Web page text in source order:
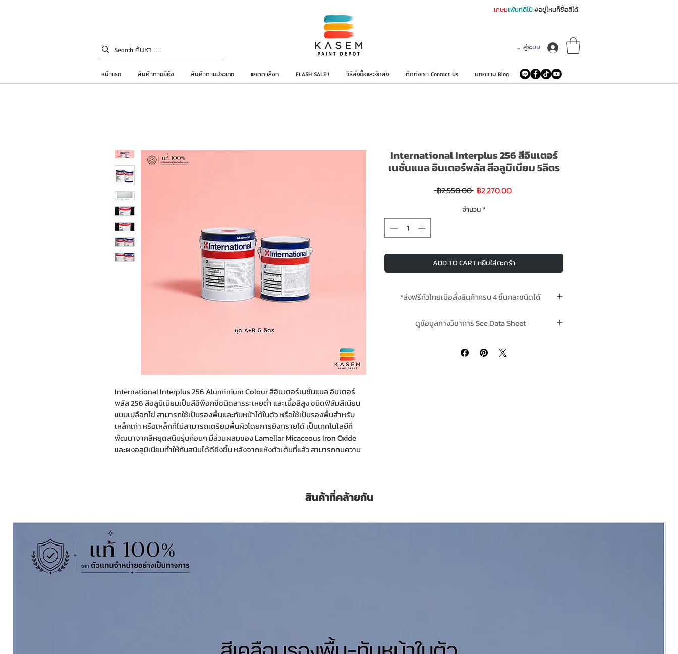
เกษมเพ้นท์ดีโป้#อยู่ไหนก็ซื้อสีได้
เข้าสู่ระบบ
หน้าแรก สินค้าตามยี่ห้อ สินค้าตามประเภท แคตตาล็อก FLASH SALE!! วิธีสั่งซื้อและจัดส่ง ติดต่อเรา Contact Us บทความ Blog
International Interplus 256 Aluminium Colour สีอินเตอร์เนชั่นแนล อินเตอร์
พลัส 256 สีอลูมิเนียมเป็นสีอีพ๊อกซี่ชนิดสารระเหยต่ำ และเนื้อสีสูง ชนิดฟิล์มสีเนียน
แบบเปลือกไข่ สามารถใช้เป็นรองพื้นและทับหน้าได้ในตัว หรือใช้เป็นรองพื้นสำหรับ
เหล็กเก่า หรือเหล็กที่ไม่สามารถเตรียมพื้นผิวโดยการยิงทรายได้ เป็นเทคโนโลยีที่
พัฒนาจากสีหยุดสนิมรุ่นก่อนๆ มีส่วนผสมของ Lamellar Micaceous Iron Oxide
และผงอลูมิเนียมทำให้กันสนิมได้ดียิ่งขึ้น หลังจากแห้งตัวเต็มที่แล้ว สามารถทนความ
International Interplus 256 Aluminium Colour
High Solid Epoxy Primer and Topcoat by itself
Low VOC
For Old steel and Sanblasted Steel
International Interplus 256 สีอินเตอร์
เนชั่นแนล อินเตอร์พลัส สีอลูมิเนียม 5ลิตร
฿2,550.00 ราคา
฿2,270.00ราคา
จำนวน*
ADD TO CART หยิบใส่ตะกร้า
*ส่งฟรีทั่วไทยเมื่อสั่งสินค้าครบ 4 ชิ้นคละชนิดได้
Days After Payment is made)
ดูข้อมูลทางวิชาการ See Data Sheet
อินเตอร์เนชั่นแนล อินเตอร์พลัส 256 สีอลูมิเนียม
สินค้าที่คล้ายกัน